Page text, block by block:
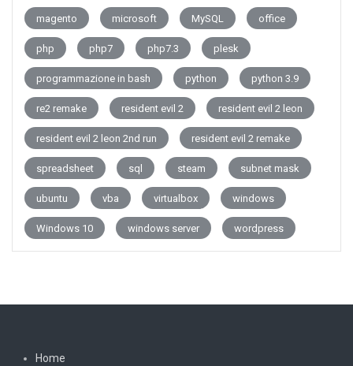
magento microsoft MySQL office
php php7 php7.3 plesk
programmazione in bash python python 3.9
re2 remake resident evil 2 resident evil 2 leon
resident evil 2 leon 2nd run resident evil 2 remake
spreadsheet sql steam subnet mask
ubuntu vba virtualbox windows
Windows 10 windows server wordpress
Home